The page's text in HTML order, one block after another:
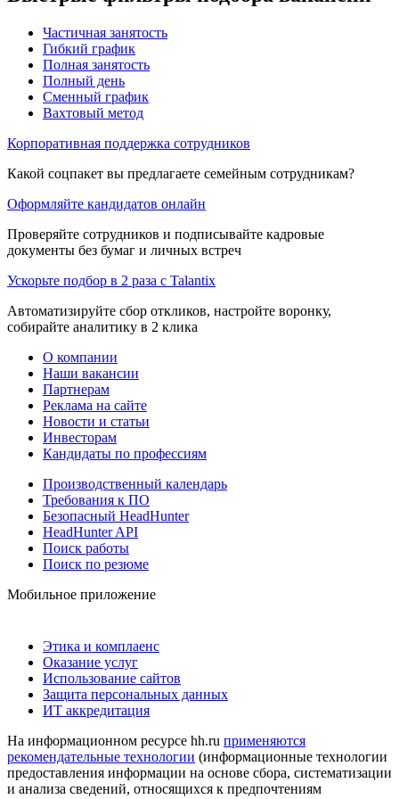
Частичная занятость
Гибкий график
Полная занятость
Полный день
Сменный график
Вахтовый метод
Корпоративная поддержка сотрудников
Какой соцпакет вы предлагаете семейным сотрудникам?
Оформляйте кандидатов онлайн
Проверяйте сотрудников и подписывайте кадровые
документы без бумаг и личных встреч
Ускорьте подбор в 2 раза с Talantix
Автоматизируйте сбор откликов, настройте воронку,
собирайте аналитику в 2 клика
О компании
Наши вакансии
Партнерам
Реклама на сайте
Новости и статьи
Инвесторам
Кандидаты по профессиям
Производственный календарь
Требования к ПО
Безопасный HeadHunter
HeadHunter API
Поиск работы
Поиск по резюме
Мобильное приложение
Этика и комплаенс
Оказание услуг
Использование сайтов
Защита персональных данных
ИТ аккредитация
На информационном ресурсе hh.ru применяются
рекомендательные технологии (информационные технологии
предоставления информации на основе сбора, систематизации
и анализа сведений, относящихся к предпочтениям